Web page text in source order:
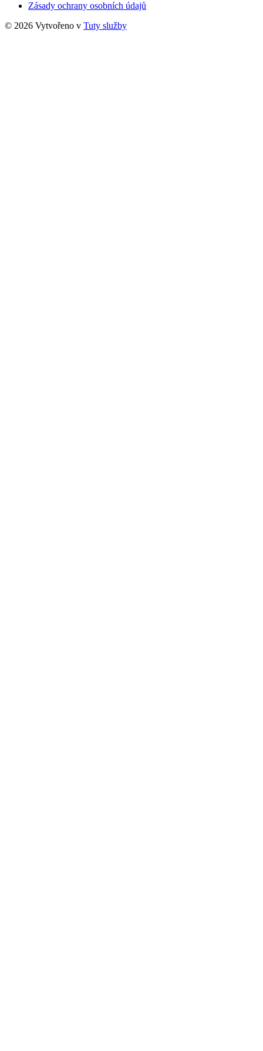
Zásady ochrany osobních údajů
© 2026 Vytvořeno v Tuty služby